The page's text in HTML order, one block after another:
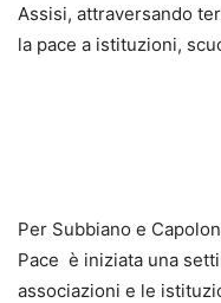
Assisi, attraversando
la pace a istituzioni,
Per Subbiano e
Pace è iniziata una
associazioni e le